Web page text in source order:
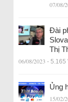
07/08/
Đài
Thị
06/08/2023 - 5.165
Ủng
15/02/